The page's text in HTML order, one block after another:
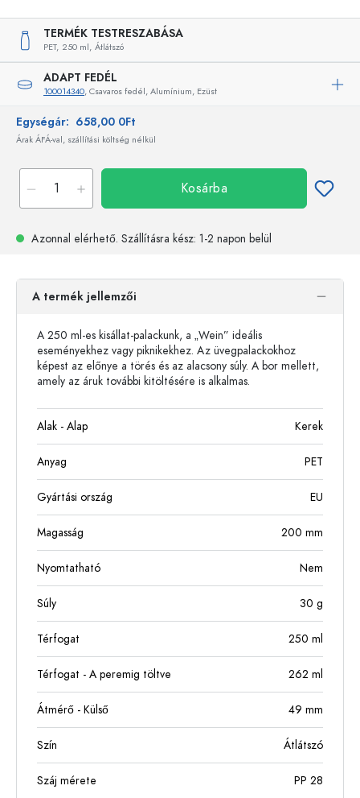
TERMÉK TESTRESZABÁSA
PET, 250 ml, Átlátszó
ADAPT FEDÉL
100014340, Csavaros fedél, Alumínium, Ezüst
Egységár: 658,00 0Ft
Árak ÁFÁ-val, szállítási költség nélkül
Kosárba
Azonnal elérhető. Szállításra kész: 1-2 napon belül
A termék jellemzői
A 250 ml-es kisállat-palackunk, a „Wein” ideális
eseményekhez vagy piknikekhez. Az üvegpalackokhoz
képest az előnye a törés és az alacsony súly. A bor mellett,
amely az áruk további kitöltésére is alkalmas.
Alak - Alap Kerek
Anyag PET
Gyártási ország EU
Magasság 200 mm
Nyomtatható Nem
Súly 30 g
Térfogat 250 ml
Térfogat - A peremig töltve 262 ml
Átmérő - Külső 49 mm
Szín Átlátszó
Száj mérete PP 28